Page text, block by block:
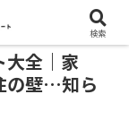
大全｜家
の壁…知ら
検索